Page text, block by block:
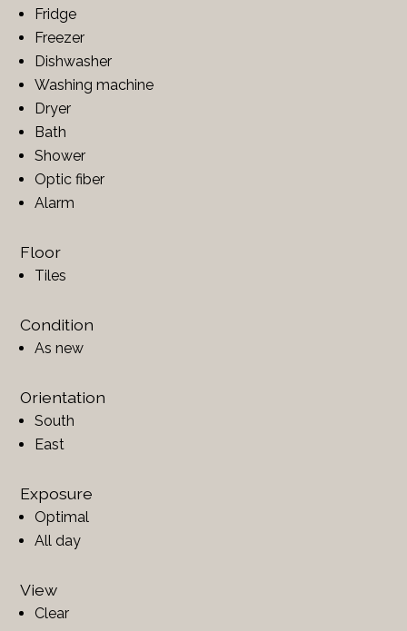
Fridge
Freezer
Dishwasher
Washing machine
Dryer
Bath
Shower
Optic fiber
Alarm
Floor
Tiles
Condition
As new
Orientation
South
East
Exposure
Optimal
All day
View
Clear